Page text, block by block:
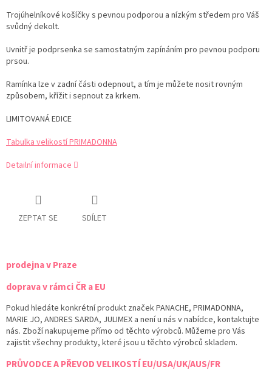
Trojúhelníkové košíčky s pevnou podporou a nízkým středem pro Váš
svůdný dekolt.
Uvnitř je podprsenka se samostatným zapínáním pro pevnou podporu
prsou.
Ramínka lze v zadní části odepnout, a tím je můžete nosit rovným
způsobem, křížit i sepnout za krkem.
LIMITOVANÁ EDICE
Tabulka velikostí PRIMADONNA
Detailní informace
ZEPTAT SE SDÍLET
prodejna v Praze
doprava v rámci ČR a EU
Pokud hledáte konkrétní produkt značek PANACHE, PRIMADONNA,
MARIE JO, ANDRES SARDA, JULIMEX a není u nás v nabídce, kontaktujte
nás. Zboží nakupujeme přímo od těchto výrobců. Můžeme pro Vás
zajistit všechny produkty, které jsou u těchto výrobců skladem.
PRŮVODCE A PŘEVOD VELIKOSTÍ EU/USA/UK/AUS/FR